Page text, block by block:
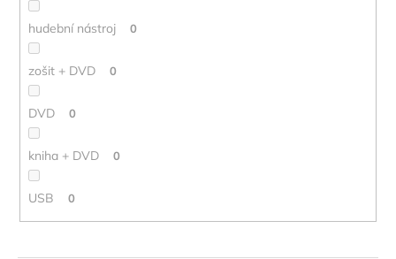
hudební nástroj 0
zošit + DVD 0
DVD 0
kniha + DVD 0
USB 0